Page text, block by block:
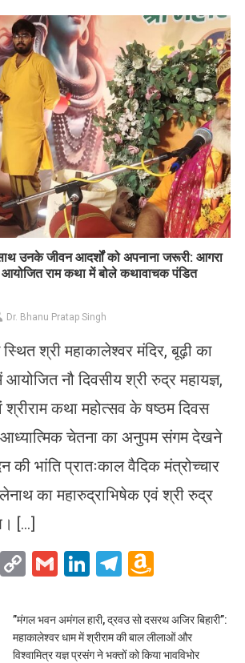
List
उनके जीवन आदर्शों को अपनाना जरूरी: आगरा
राम कथा में बोले कथावाचक पंडित
Dr. Bhanu Pratap Singh
श्री महाकालेश्वर मंदिर, बूढ़ी का
नौ दिवसीय श्री रुद्र महायज्ञ,
श्रीराम कथा महोत्सव के षष्ठम दिवस
आध्यात्मिक चेतना का अनुपम संगम देखने
की भांति प्रातःकाल वैदिक मंत्रोच्चार
का महारुद्राभिषेक एवं श्री रुद्र
[…]
WhatsApp
CopyGmailLinkedIn
Telegram
List
​”मंगल भवन अमंगल हारी, द्रवउ सो दसरथ अजिर बिहारी”:
महाकालेश्वर धाम में श्रीराम की बाल लीलाओं और
विश्वामित्र यज्ञ प्रसंग ने भक्तों को किया भावविभोर